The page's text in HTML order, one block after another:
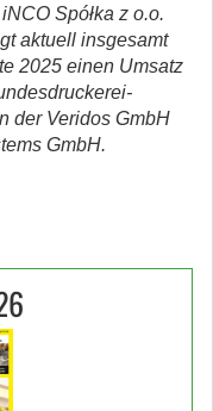
Spółka z o.o.
aktuell insgesamt
2025 einen Umsatz
der Veridos GmbH
GmbH.